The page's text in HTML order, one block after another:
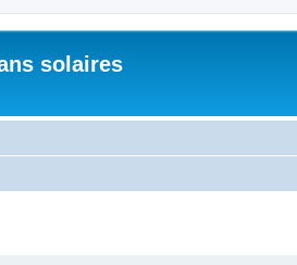
solaires